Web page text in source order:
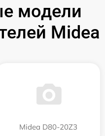
модели
Midea
Midea D80-20Z3